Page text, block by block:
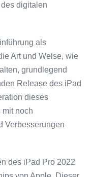
digitalen
als
Art und Weise, wie
grundlegend
Release des iPad
dieses
mit noch
Verbesserungen
des iPad Pro 2022